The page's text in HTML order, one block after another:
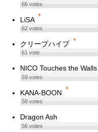
66votes
LiSA *
62votes
クリープハイプ *
61vote
NICO Touches the Walls
59votes
KANA-BOON *
58votes
Dragon Ash
56votes